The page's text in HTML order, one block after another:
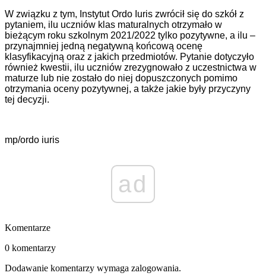
W związku z tym, Instytut Ordo Iuris zwrócił się do szkół z
pytaniem, ilu uczniów klas maturalnych otrzymało w
bieżącym roku szkolnym 2021/2022 tylko pozytywne, a ilu –
przynajmniej jedną negatywną końcową ocenę
klasyfikacyjną oraz z jakich przedmiotów. Pytanie dotyczyło
również kwestii, ilu uczniów zrezygnowało z uczestnictwa w
maturze lub nie zostało do niej dopuszczonych pomimo
otrzymania oceny pozytywnej, a także jakie były przyczyny
tej decyzji.
mp/ordo iuris
ad
Komentarze
0 komentarzy
Dodawanie komentarzy wymaga zalogowania.